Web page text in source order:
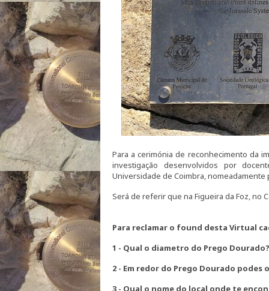
Para a cerimónia de reconhecimento da
investigação desenvolvidos por
Universidade de Coimbra,
Será de referir que na Figueira da Foz, no
Para reclamar o found desta Virtual
1 - Qual o diametro do Prego Dourado?
2 - Em redor do Prego Dourado podes
3 - Qual o nome do local onde te